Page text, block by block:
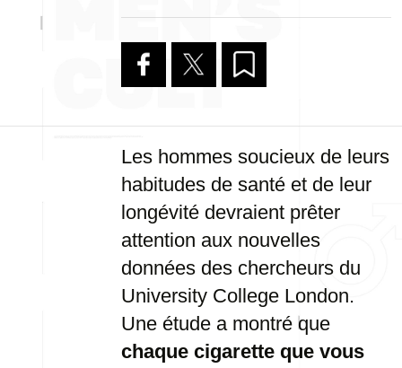
Les hommes soucieux de leurs
habitudes de santé et de leur
longévité devraient prêter
attention aux nouvelles
données des chercheurs du
University College London.
Une étude a montré que
chaque cigarette que vous